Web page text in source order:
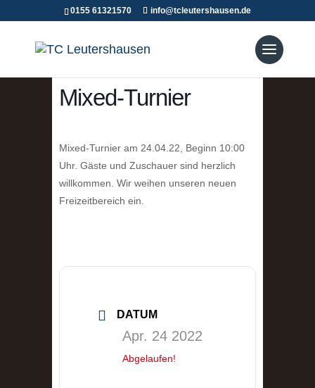
0155 61321570 info@tcleutershausen.de
Mixed-Turnier
Mixed-Turnier am 24.04.22, Beginn 10:00
Uhr. Gäste und Zuschauer sind herzlich
willkommen. Wir weihen unseren neuen
Freizeitbereich ein.
DATUM
Apr. 24 2022
Abgelaufen!